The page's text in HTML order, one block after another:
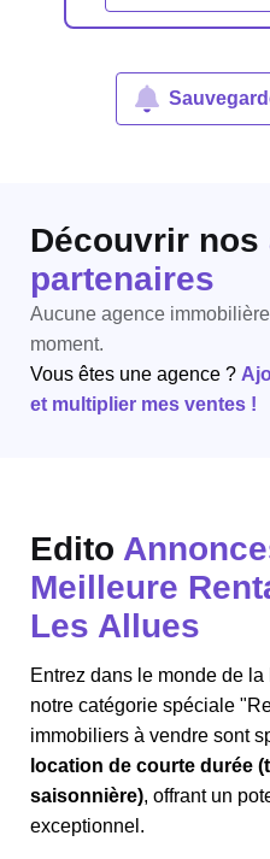
Découvrir nos
partenaires
Aucune agence
moment.
Vous êtes une agence ?
et multiplier mes ventes !
Edito
Meilleure
Les Allues
Entrez dans le monde de
notre catégorie spéciale
immobiliers à vendre sont
location de courte durée
saisonnière), offrant un
exceptionnel.